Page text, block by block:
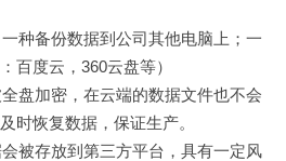
备份数据到公司其他电脑上；一
百度云，360云盘等）
加密，在云端的数据文件也不会
时恢复数据，保证生产。
存放到第三方平台，具有一定风